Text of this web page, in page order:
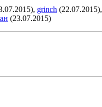
grinch (22.07.2015),
(23.07.2015)